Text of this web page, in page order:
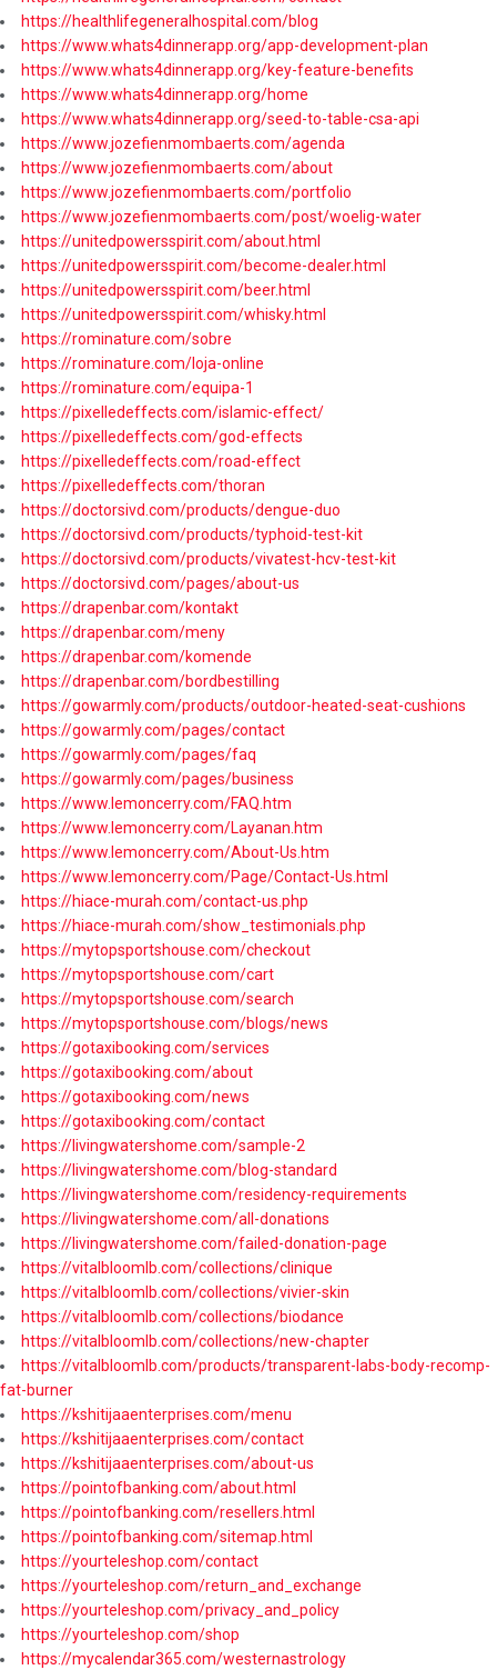
https://healthlifegeneralhospital.com/blog
https://www.whats4dinnerapp.org/app-development-plan
https://www.whats4dinnerapp.org/key-feature-benefits
https://www.whats4dinnerapp.org/home
https://www.whats4dinnerapp.org/seed-to-table-csa-api
https://www.jozefienmombaerts.com/agenda
https://www.jozefienmombaerts.com/about
https://www.jozefienmombaerts.com/portfolio
https://www.jozefienmombaerts.com/post/woelig-water
https://unitedpowersspirit.com/about.html
https://unitedpowersspirit.com/become-dealer.html
https://unitedpowersspirit.com/beer.html
https://unitedpowersspirit.com/whisky.html
https://rominature.com/sobre
https://rominature.com/loja-online
https://rominature.com/equipa-1
https://pixelledeffects.com/islamic-effect/
https://pixelledeffects.com/god-effects
https://pixelledeffects.com/road-effect
https://pixelledeffects.com/thoran
https://doctorsivd.com/products/dengue-duo
https://doctorsivd.com/products/typhoid-test-kit
https://doctorsivd.com/products/vivatest-hcv-test-kit
https://doctorsivd.com/pages/about-us
https://drapenbar.com/kontakt
https://drapenbar.com/meny
https://drapenbar.com/komende
https://drapenbar.com/bordbestilling
https://gowarmly.com/products/outdoor-heated-seat-cushions
https://gowarmly.com/pages/contact
https://gowarmly.com/pages/faq
https://gowarmly.com/pages/business
https://www.lemoncerry.com/FAQ.htm
https://www.lemoncerry.com/Layanan.htm
https://www.lemoncerry.com/About-Us.htm
https://www.lemoncerry.com/Page/Contact-Us.html
https://hiace-murah.com/contact-us.php
https://hiace-murah.com/show_testimonials.php
https://mytopsportshouse.com/checkout
https://mytopsportshouse.com/cart
https://mytopsportshouse.com/search
https://mytopsportshouse.com/blogs/news
https://gotaxibooking.com/services
https://gotaxibooking.com/about
https://gotaxibooking.com/news
https://gotaxibooking.com/contact
https://livingwatershome.com/sample-2
https://livingwatershome.com/blog-standard
https://livingwatershome.com/residency-requirements
https://livingwatershome.com/all-donations
https://livingwatershome.com/failed-donation-page
https://vitalbloomlb.com/collections/clinique
https://vitalbloomlb.com/collections/vivier-skin
https://vitalbloomlb.com/collections/biodance
https://vitalbloomlb.com/collections/new-chapter
https://vitalbloomlb.com/products/transparent-labs-body-recomp-
fat-burner
https://kshitijaaenterprises.com/menu
https://kshitijaaenterprises.com/contact
https://kshitijaaenterprises.com/about-us
https://pointofbanking.com/about.html
https://pointofbanking.com/resellers.html
https://pointofbanking.com/sitemap.html
https://yourteleshop.com/contact
https://yourteleshop.com/return_and_exchange
https://yourteleshop.com/privacy_and_policy
https://yourteleshop.com/shop
https://mycalendar365.com/westernastrology